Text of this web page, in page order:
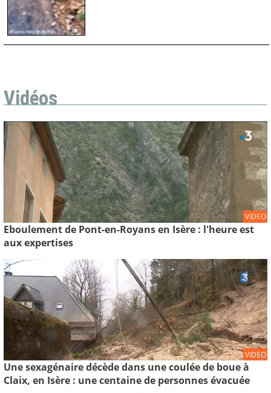
Vidéos
VIDEO
Eboulement de Pont-en-Royans en Isère : l'heure est
aux expertises
VIDEO
Une sexagénaire décède dans une coulée de boue à
Claix, en Isère : une centaine de personnes évacuée